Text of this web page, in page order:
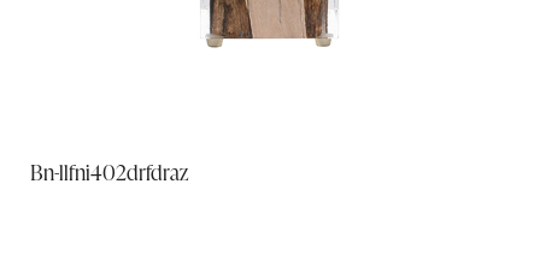
Bn-llfni402drfdraz